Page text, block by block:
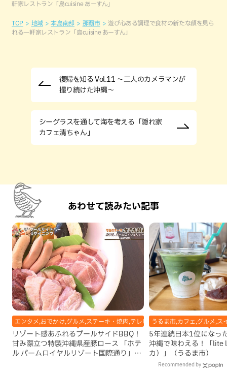
軒家レストラン「島cuisine あーすん」
TOP 地域 本島南部 那覇市
遊び心ある調理で食材の新たな顔を見ら
れる一軒家レストラン「島cuisine あーすん」
復帰を知る Vol.11 〜二人のカメラマンが
撮り続けた沖縄〜
シーグラスを通して海を考える「隠れ家
カフェ清ちゃん」
あわせて読みたい記事
エンタメ,おでかけ,グルメ,ステーキ・焼肉,テレビ,ホテル,地域,本島南部,那覇市
リゾート感あふれるプールサイドBBQ！
甘み際立つ特製沖縄県産豚ロース 「ホテ
ル パームロイヤルリゾート国際通り」
うるま市,カフェ,グルメ,ス
5年連続日本1位になっ
沖縄で味わえる！「lite
カ）」（うるま市）
Recommended by